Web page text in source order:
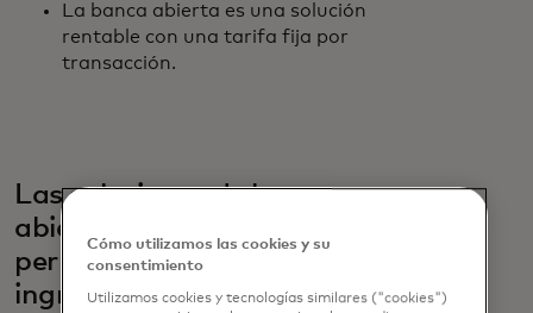
La banca abierta es una solución
rentable con una tarifa fija por
transacción.
Las soluciones de banca
abierta de Mastercard
permiten a sus clientes
ingresar fondos en su cuenta
Cómo utilizamos las cookies y su
consentimiento
Utilizamos cookies y tecnologías similares ("cookies")